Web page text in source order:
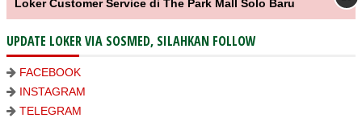
Loker Customer Service di The Park Mall Solo Baru
UPDATE LOKER VIA SOSMED, SILAHKAN FOLLOW
FACEBOOK
INSTAGRAM
TELEGRAM